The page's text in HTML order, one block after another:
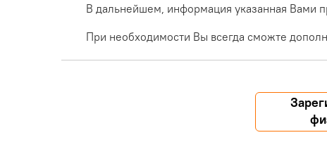
В дальнейшем, информация указанная Вами
При необходимости Вы всегда сможте